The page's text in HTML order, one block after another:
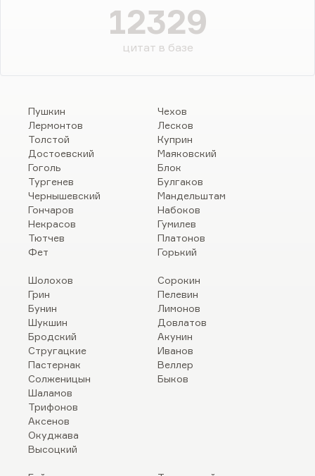
12329
цитат в базе
Пушкин
Лермонтов
Толстой
Достоевский
Гоголь
Тургенев
Чернышевский
Гончаров
Некрасов
Тютчев
Фет
Чехов
Лесков
Куприн
Маяковский
Блок
Булгаков
Мандельштам
Набоков
Гумилев
Платонов
Горький
Шолохов
Грин
Бунин
Шукшин
Бродский
Стругацкие
Пастернак
Солженицын
Шаламов
Трифонов
Аксенов
Окуджава
Высоцкий
Сорокин
Пелевин
Лимонов
Довлатов
Акунин
Иванов
Веллер
Быков